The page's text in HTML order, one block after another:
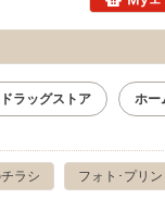
ドラッグストア ホー
フォト･プリ
ラシ